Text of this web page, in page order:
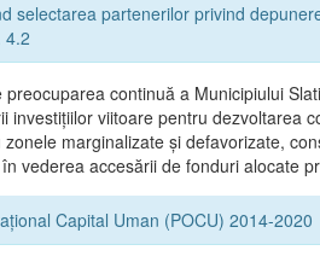
selectarea partenerilor privind
4.2
continuă a Municipiului
investițiilor viitoare pentru dezvoltarea
marginalizate și defavorizate,
vederea accesării de fonduri alocate
Capital Uman (POCU) 2014-2020